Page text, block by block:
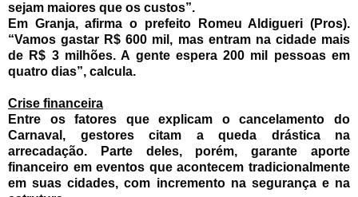
sejam maiores que os custos”.
Em Granja, afirma o prefeito Romeu Aldigueri (Pros).
“Vamos gastar R$ 600 mil, mas entram na cidade mais
de R$ 3 milhões. A gente espera 200 mil pessoas em
quatro dias”, calcula.
Crise financeira
Entre os fatores que explicam o cancelamento do
Carnaval, gestores citam a queda drástica na
arrecadação. Parte deles, porém, garante aporte
financeiro em eventos que acontecem tradicionalmente
em suas cidades, com incremento na segurança e na